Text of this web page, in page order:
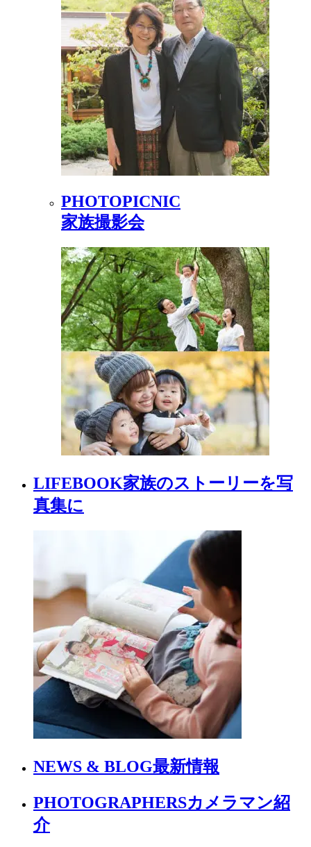
PHOTOPICNIC
家族撮影会
LIFEBOOK家族のストーリーを写
真集に
NEWS & BLOG最新情報
PHOTOGRAPHERSカメラマン紹
介